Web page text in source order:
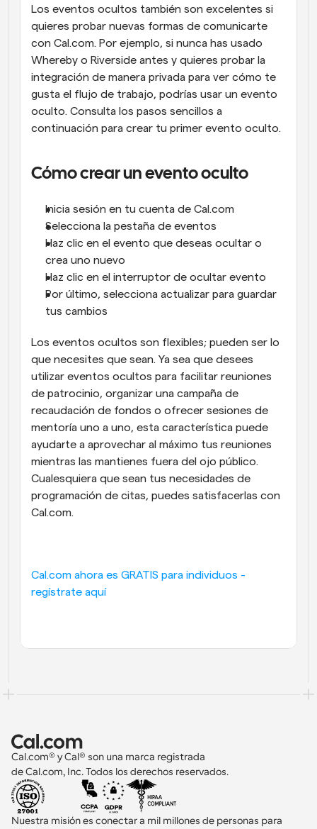
Los eventos ocultos también son excelentes si
quieres probar nuevas formas de comunicarte
con Cal.com. Por ejemplo, si nunca has usado
Whereby o Riverside antes y quieres probar la
integración de manera privada para ver cómo te
gusta el flujo de trabajo, podrías usar un evento
oculto. Consulta los pasos sencillos a
continuación para crear tu primer evento oculto.
Cómo crear un evento oculto
Inicia sesión en tu cuenta de Cal.com
Selecciona la pestaña de eventos
Haz clic en el evento que deseas ocultar o
crea uno nuevo
Haz clic en el interruptor de ocultar evento
Por último, selecciona actualizar para guardar
tus cambios
Los eventos ocultos son flexibles; pueden ser lo
que necesites que sean. Ya sea que desees
utilizar eventos ocultos para facilitar reuniones
de patrocinio, organizar una campaña de
recaudación de fondos o ofrecer sesiones de
mentoría uno a uno, esta característica puede
ayudarte a aprovechar al máximo tus reuniones
mientras las mantienes fuera del ojo público.
Cualesquiera que sean tus necesidades de
programación de citas, puedes satisfacerlas con
Cal.com.
Cal.com ahora es GRATIS para individuos -
regístrate aquí
Cal.com® y Cal® son una marca registrada
de Cal.com, Inc. Todos los derechos reservados.
Nuestra misión es conectar a mil millones de personas para